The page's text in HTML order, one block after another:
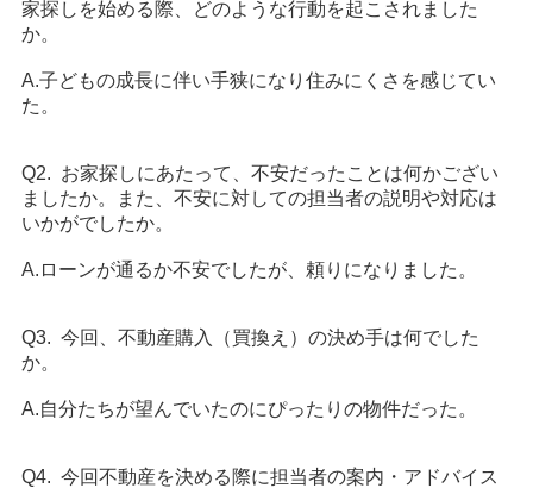
家探しを始める際、どのような行動を起こされました
か。
A.子どもの成長に伴い手狭になり住みにくさを感じてい
た。
Q2. お家探しにあたって、不安だったことは何かござい
ましたか。また、不安に対しての担当者の説明や対応は
いかがでしたか。
A.ローンが通るか不安でしたが、頼りになりました。
Q3. 今回、不動産購入（買換え）の決め手は何でした
か。
A.自分たちが望んでいたのにぴったりの物件だった。
Q4. 今回不動産を決める際に担当者の案内・アドバイス